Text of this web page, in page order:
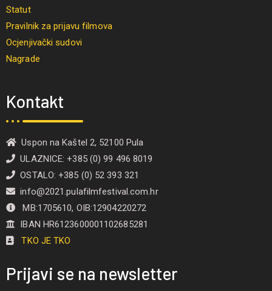
Statut
Pravilnik za prijavu filmova
Ocjenjivački sudovi
Nagrade
Kontakt
Uspon na Kaštel 2, 52100 Pula
ULAZNICE: +385 (0) 99 496 8019
OSTALO: +385 (0) 52 393 321
info@2021.pulafilmfestival.com.hr
MB:1705610, OIB:12904220272
IBAN HR6123600001102685281
TKO JE TKO
Prijavi se na newsletter